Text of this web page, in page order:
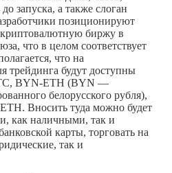
запуска, а также слоган
позиционируют
биржу в
что в целом соответствует
что на
трейдинга будут доступны
BYN-ETH (BYN —
белорусского рубля),
Вносить туда можно будет
как наличными, так и
карты, торговать на
так и